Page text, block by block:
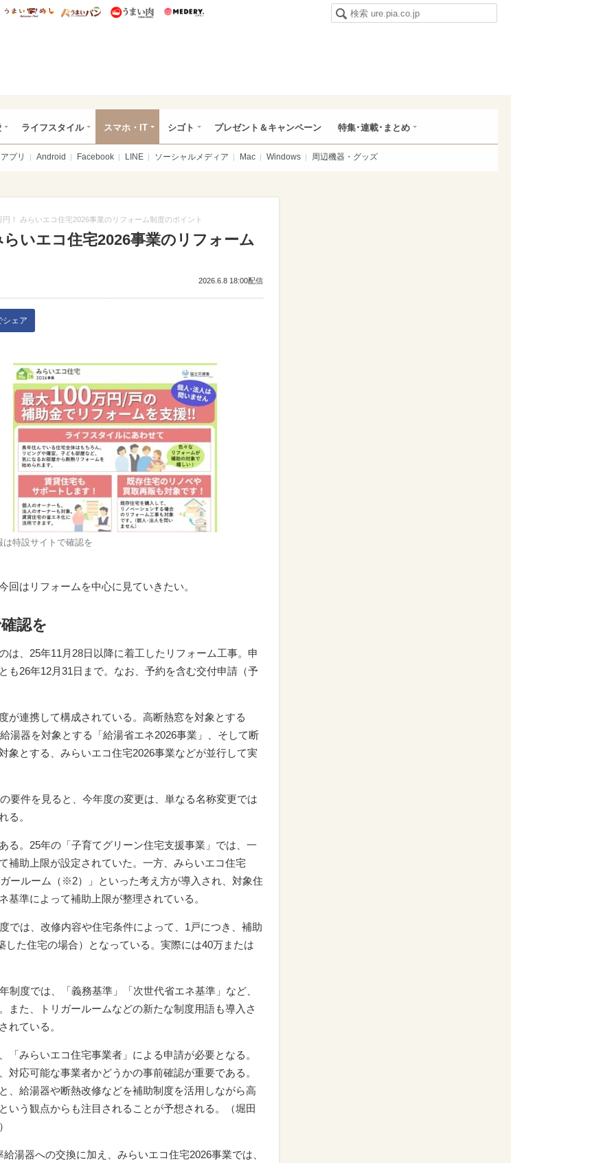
研 ディズニー特集
mimot. うまいめし うまいパン うまい肉
ライフスタイル スマホ・IT シゴト プレゼント＆キャンペーン 特集･連載･まとめ
アプリ Android Facebook LINE ソーシャルメディア Mac Windows 周辺機器・グッズ
！ みらいエコ住宅2026事業のリフォーム制度のポイント
いエコ住宅2026事業のリフォーム
2026.6.8 18:00配信
シェア
は特設サイトで確認を
回はリフォームを中心に見ていきたい。
認を
は、25年11月28日以降に着工したリフォーム工事。申
も26年12月31日まで。なお、予約を含む交付申請（予
が連携して構成されている。高断熱窓を対象とする
湯器を対象とする「給湯省エネ2026事業」、そして断
象とする、みらいエコ住宅2026事業などが並行して実
要件を見ると、今年度の変更は、単なる名称変更では
る。
る。25年の「子育てグリーン住宅支援事業」では、一
補助上限が設定されていた。一方、みらいエコ住宅
ールーム（※2）」といった考え方が導入され、対象住
準によって補助上限が整理されている。
では、改修内容や住宅条件によって、1戸につき、補助
した住宅の場合）となっている。実際には40万または
制度では、「義務基準」「次世代省エネ基準」など、
また、トリガールームなどの新たな制度用語も導入さ
れている。
「みらいエコ住宅事業者」による申請が必要となる。
対応可能な事業者かどうかの事前確認が重要である。
、給湯器や断熱改修などを補助制度を活用しながら高
いう観点からも注目されることが予想される。（堀田
器への交換に加え、みらいエコ住宅2026事業では、